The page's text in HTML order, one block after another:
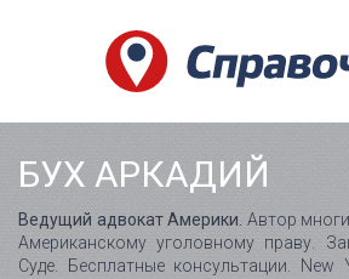
БУХ АРКАДИЙ
Ведущий адвокат Америки. Автор
Американскому уголовному праву.
Суде. Бесплатные консультации. New